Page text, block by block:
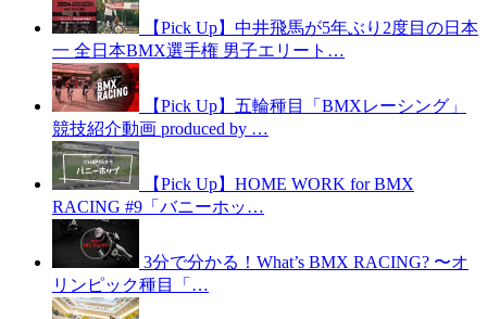
【Pick Up】中井飛馬が5年ぶり2度目の日本
一 全日本BMX選手権 男子エリート…
【Pick Up】五輪種目「BMXレーシング」
競技紹介動画 produced by …
【Pick Up】HOME WORK for BMX
RACING #9「バニーホッ…
3分で分かる！What’s BMX RACING? 〜オ
リンピック種目「…